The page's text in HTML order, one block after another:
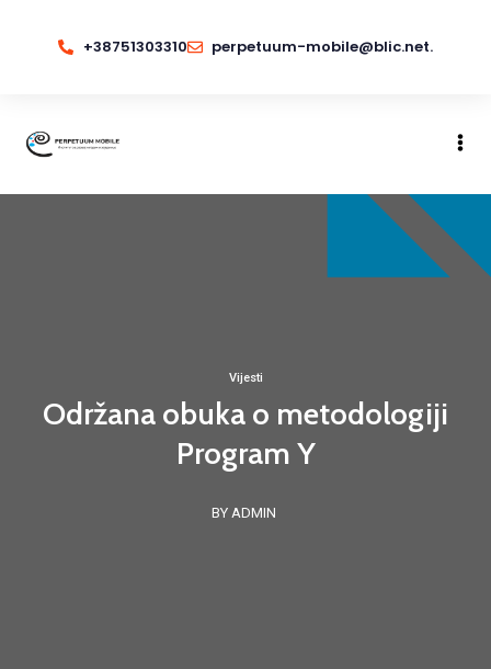
+38751303310 perpetuum-mobile@blic.net.
Vijesti
Održana obuka o metodologiji
Program Y
BY ADMIN